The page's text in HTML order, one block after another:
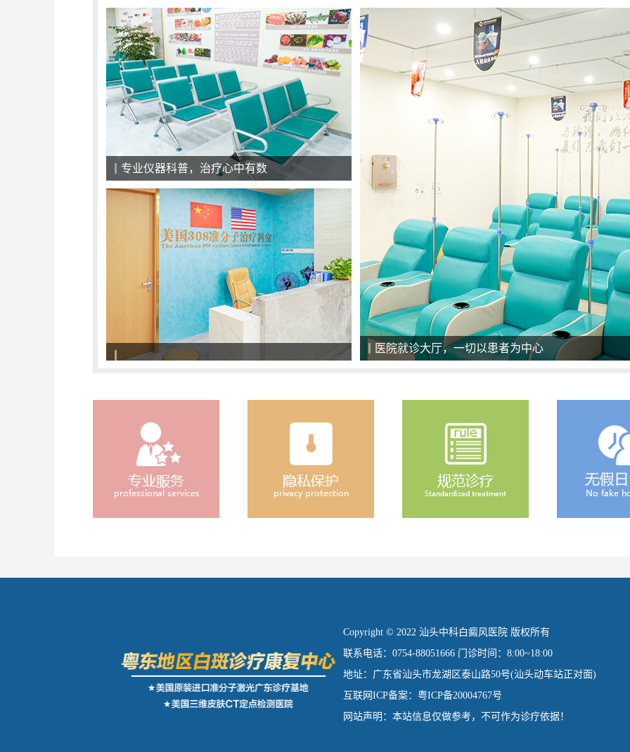
专业仪器科普，治疗心中有数
医院就诊大厅，一切以患者为中心
Copyright © 2022 汕头中科白癜风医院 版权所有
联系电话：0754-88051666 门诊时间：8:00~18:00
地址：广东省汕头市龙湖区泰山路50号(汕头动车站正对面)
互联网ICP备案：粤ICP备20004767号
网站声明：本站信息仅做参考，不可作为诊疗依据！